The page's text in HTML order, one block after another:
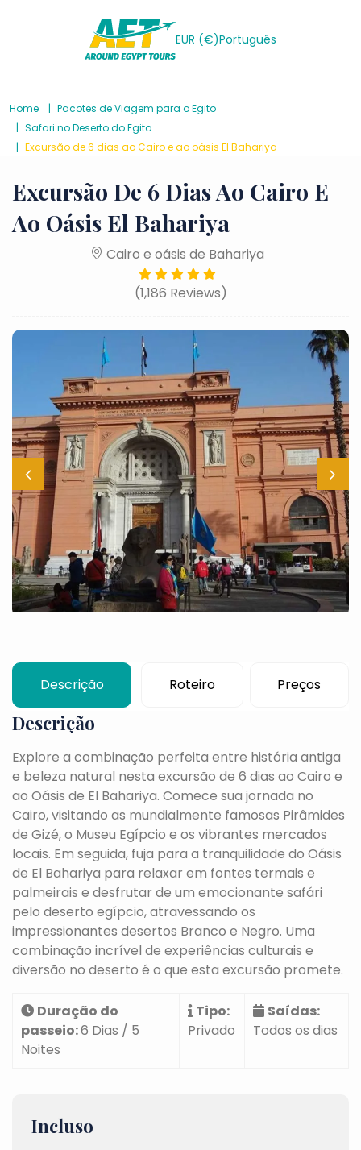
EUR (€)Português
Home
Pacotes de Viagem para o Egito
Safari no Deserto do Egito
Excursão de 6 dias ao Cairo e ao oásis El Bahariya
Excursão De 6 Dias Ao Cairo E
Ao Oásis El Bahariya
Cairo e oásis de Bahariya
(1,186 Reviews)
Descrição Roteiro Preços
Descrição
Explore a combinação perfeita entre história antiga
e beleza natural nesta excursão de 6 dias ao Cairo e
ao Oásis de El Bahariya. Comece sua jornada no
Cairo, visitando as mundialmente famosas Pirâmides
de Gizé, o Museu Egípcio e os vibrantes mercados
locais. Em seguida, fuja para a tranquilidade do Oásis
de El Bahariya para relaxar em fontes termais e
palmeirais e desfrutar de um emocionante safári
pelo deserto egípcio, atravessando os
impressionantes desertos Branco e Negro. Uma
combinação incrível de experiências culturais e
diversão no deserto é o que esta excursão promete.
Duração do
passeio:6 Dias / 5
Noites
Tipo:
Privado
Saídas:
Todos os dias
Incluso